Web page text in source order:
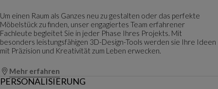
Um einen Raum als Ganzes neu zu gestalten oder das perfekte
Möbelstück zu finden, unser engagiertes Team erfahrener
Fachleute begleitet Sie in jeder Phase Ihres Projekts. Mit
besonders leistungsfähigen 3D-Design-Tools werden sie Ihre Ideen
mit Präzision und Kreativität zum Leben erwecken.
Mehr erfahren
PERSONALISIERUNG